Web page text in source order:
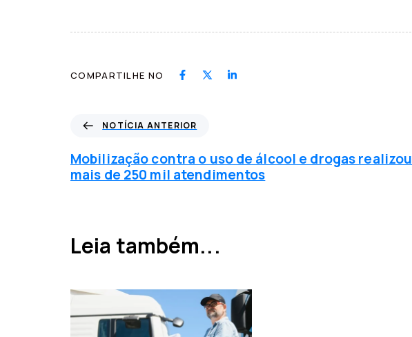
COMPARTILHE NO
t
í
c
n
r
i
NOTÍCIA ANTERIOR
Mobilização contra o uso de álcool e drogas realizou
mais de 250 mil atendimentos
Leia também...